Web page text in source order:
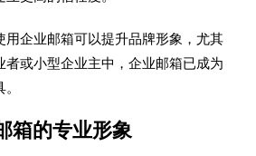
用企业邮箱可以提升品牌形象，尤其
者或小型企业主中，企业邮箱已成为
箱的专业形象